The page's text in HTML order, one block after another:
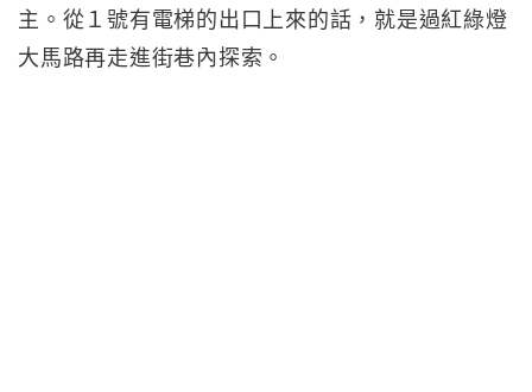
主。從１號有電梯的出口上來的話，就是過紅綠燈
大馬路再走進街巷內探索。